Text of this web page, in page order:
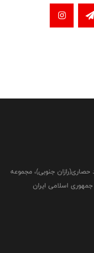
حصاری(رازان جنوبی)، مجموعه
اسلامی ایران